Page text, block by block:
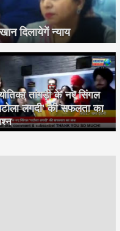
दिलायेगें न्याय
तांगड़ी के नए सिंगल
लगदी' की सफलता का